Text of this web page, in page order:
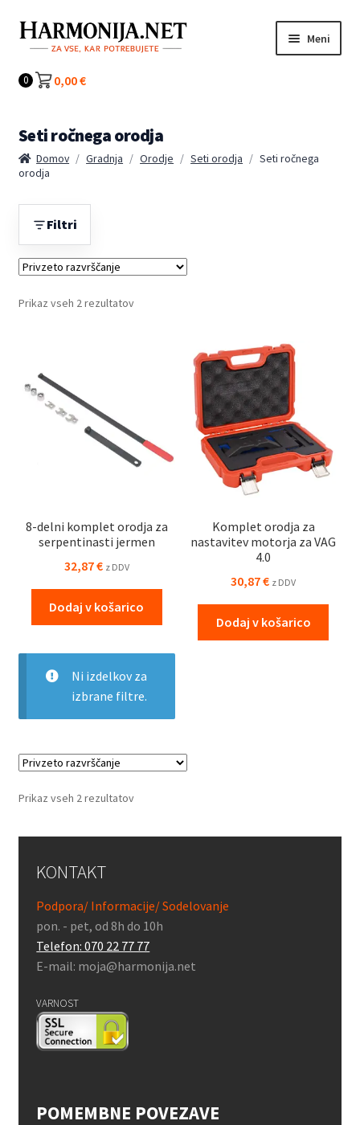
Preskoči
na
navigacijo
Preskoči
na
vsebino
Meni
0 0,00€
Seti ročnega orodja
Domov / Gradnja / Orodje / Seti orodja / Seti ročnega
orodja
Filtri
Prikaz vseh 2 rezultatov
8-delni komplet orodja za
serpentinasti jermen
32,87€ z DDV
Dodaj v košarico
Komplet orodja za
nastavitev motorja za VAG
4.0
30,87€ z DDV
Dodaj v košarico
Ni izdelkov za
izbrane filtre.
Prikaz vseh 2 rezultatov
KONTAKT
Podpora/ Informacije/ Sodelovanje
pon. - pet, od 8h do 10h
Telefon: 070 22 77 77
E-mail: moja@harmonija.net
VARNOST
POMEMBNE POVEZAVE